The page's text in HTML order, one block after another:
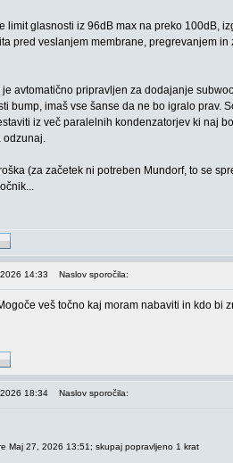
limit glasnosti iz 96dB max na preko 100dB,
pred veslanjem membrane, pregrevanjem
avtomatično pripravljen za dodajanje
bump, imaš vse šanse da ne bo igralo prav.
iz več paralelnih kondenzatorjev ki naj
odzunaj.
(za začetek ni potreben Mundorf, to se
14:33 Naslov sporočila:
veš točno kaj moram nabaviti in kdo bi
18:34 Naslov sporočila:
Maj 27, 2026 13:51; skupaj popravljeno 1 krat